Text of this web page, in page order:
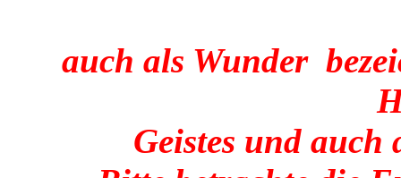
auch als Wunder
Geistes und